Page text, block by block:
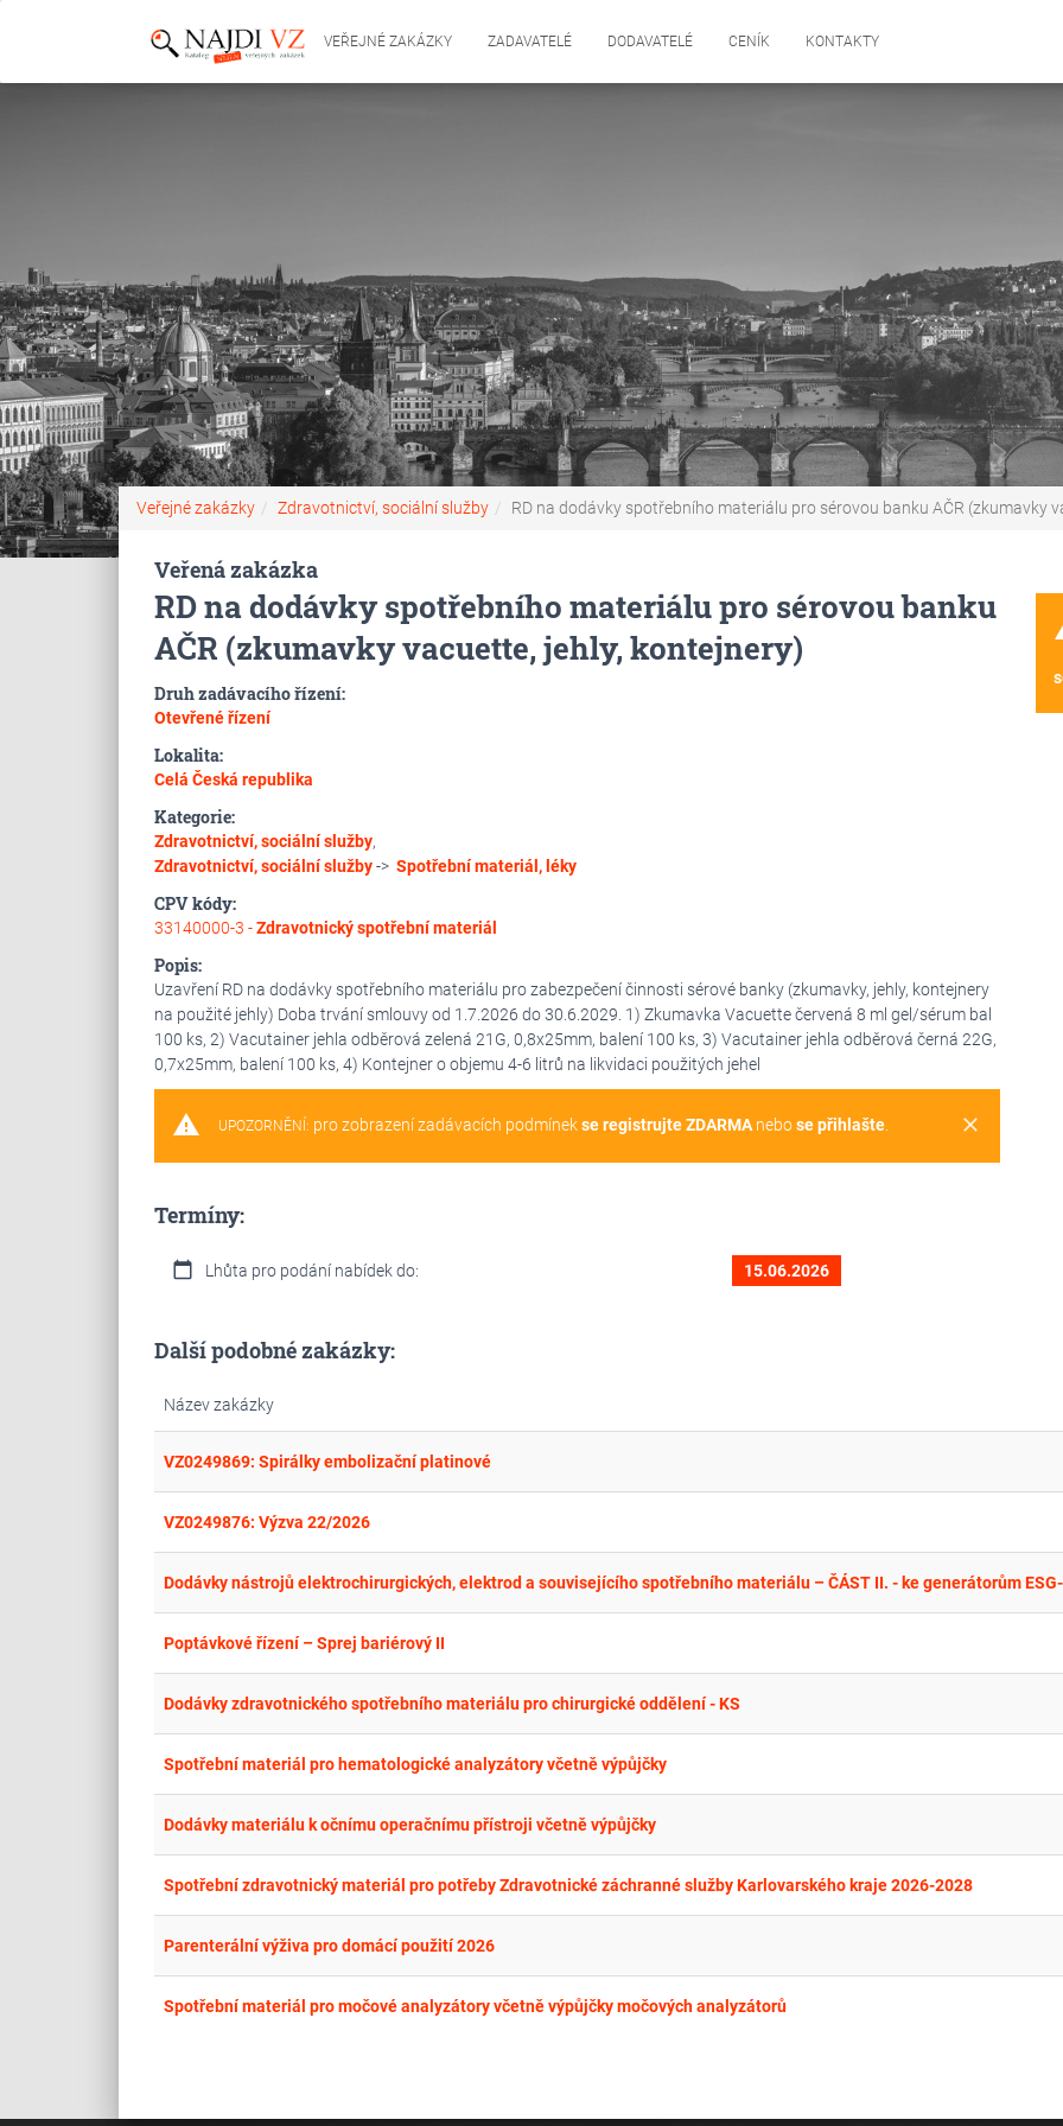
VEŘEJNÉ ZAKÁZKY ZADAVATELÉ DODAVATELÉ CENÍK KONTAKTY
Veřejné zakázky Zdravotnictví, sociální služby RD na dodávky spotřebního materiálu pro sérovou banku AČR (zkumavky
Veřená zakázka
RD na dodávky spotřebního materiálu pro sérovou banku
AČR (zkumavky vacuette, jehly, kontejnery)
Druh zadávacího řízení:
Otevřené řízení
Lokalita:
Celá Česká republika
Kategorie:
Zdravotnictví, sociální služby,
Zdravotnictví, sociální služby-> Spotřební materiál, léky
CPV kódy:
33140000-3 -Zdravotnický spotřební materiál
Popis:
Uzavření RD na dodávky spotřebního materiálu pro zabezpečení činnosti sérové banky (zkumavky, jehly, kontejnery
na použité jehly) Doba trvání smlouvy od 1.7.2026 do 30.6.2029. 1) Zkumavka Vacuette červená 8 ml gel/sérum bal
100 ks, 2) Vacutainer jehla odběrová zelená 21G, 0,8x25mm, balení 100 ks, 3) Vacutainer jehla odběrová černá 22G,
0,7x25mm, balení 100 ks, 4) Kontejner o objemu 4-6 litrů na likvidaci použitých jehel
warning clear
UPOZORNĚNÍ: pro zobrazení zadávacích podmínekse registrujte ZDARMAnebose přihlašte.
Termíny:
calendar_today Lhůta pro podání nabídek do: 15.06.2026
Další podobné zakázky:
Název zakázky
VZ0249869: Spirálky embolizační platinové
VZ0249876: Výzva 22/2026
Poptávkové řízení – Sprej bariérový II
Dodávky zdravotnického spotřebního materiálu pro chirurgické oddělení - KS
Spotřební materiál pro hematologické analyzátory včetně výpůjčky
Dodávky materiálu k očnímu operačnímu přístroji včetně výpůjčky
Spotřební zdravotnický materiál pro potřeby Zdravotnické záchranné služby Karlovarského kraje 2026-2028
Parenterální výživa pro domácí použití 2026
Spotřební materiál pro močové analyzátory včetně výpůjčky močových analyzátorů